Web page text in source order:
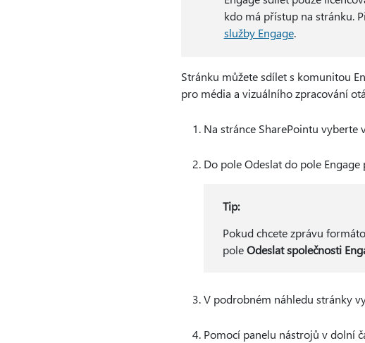
kdo má přístup na stránku.
služby Engage.
Stránku můžete sdílet s komunitou
pro média a vizuálního zpracování
Na stránce SharePointu vyberte
Do pole Odeslat do pole
Tip:
Pokud chcete zprávu
poleOdeslat společnosti
V podrobném náhledu stránky
Pomocí panelu nástrojů v dolní